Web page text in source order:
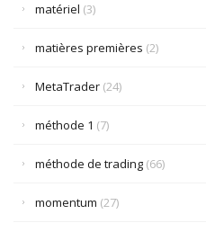
matériel (3)
matières premières (2)
MetaTrader (24)
méthode 1 (7)
méthode de trading (66)
momentum (27)